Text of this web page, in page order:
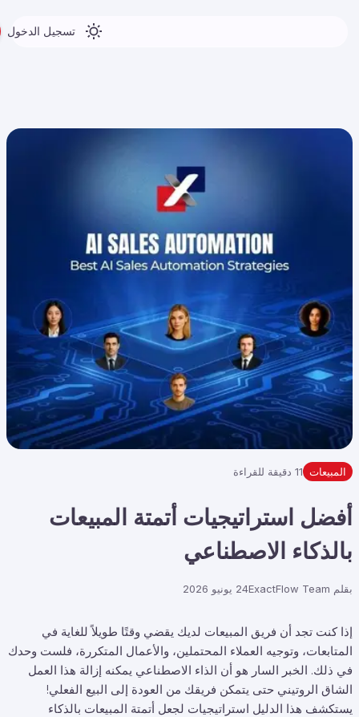
تسجيل الدخول
المبيعات 11 دقيقة للقراءة
أفضل استراتيجيات أتمتة المبيعات
بالذكاء الاصطناعي
بقلم ExactFlow Team24 يونيو 2026
إذا كنت تجد أن فريق المبيعات لديك يقضي وقتًا طويلاً للغاية في
المتابعات، وتوجيه العملاء المحتملين، والأعمال المتكررة، فلست وحدك
في ذلك. الخبر السار هو أن الذاء الاصطناعي يمكنه إزالة هذا العمل
الشاق الروتيني حتى يتمكن فريقك من العودة إلى البيع الفعلي!
يستكشف هذا الدليل استراتيجيات لجعل أتمتة المبيعات بالذكاء